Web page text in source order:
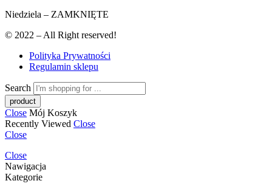
Niedziela – ZAMKNIĘTE
© 2022 – All Right reserved!
Polityka Prywatności
Regulamin sklepu
Search
Close Mój Koszyk
Recently Viewed Close
Close
Close
Nawigacja
Kategorie